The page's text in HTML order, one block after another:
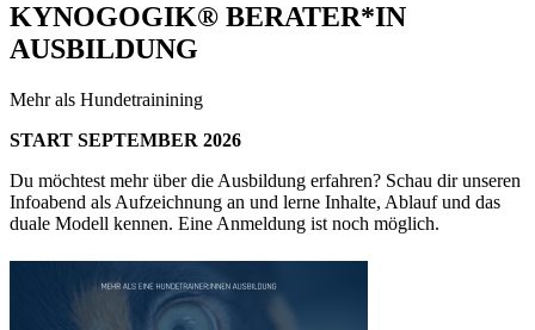
KYNOGOGIK® BERATER*IN
AUSBILDUNG
Mehr als Hundetrainining
START SEPTEMBER 2026
Du möchtest mehr über die Ausbildung erfahren? Schau dir unseren
Infoabend als Aufzeichnung an und lerne Inhalte, Ablauf und das
duale Modell kennen. Eine Anmeldung ist noch möglich.